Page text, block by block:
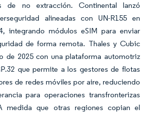
de no extracción. Continental lanzó
alineadas con UN-R155 en
integrando módulos eSIM para enviar
de forma remota. Thales y Cubic
de 2025 con una plataforma automotriz
que permite a los gestores de flotas
de redes móviles por aire, reduciendo
para operaciones transfronterizas
medida que otras regiones copian el